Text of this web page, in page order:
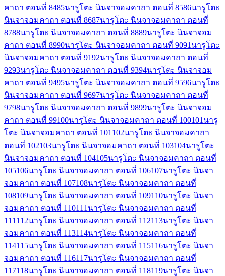
คาถา ตอนที่ 8485นารูโตะ นินจาจอมคาถา ตอนที่ 8586นารูโตะ
นินจาจอมคาถา ตอนที่ 8687นารูโตะ นินจาจอมคาถา ตอนที่
8788นารูโตะ นินจาจอมคาถา ตอนที่ 8889นารูโตะ นินจาจอม
คาถา ตอนที่ 8990นารูโตะ นินจาจอมคาถา ตอนที่ 9091 นารูโตะ
นินจาจอมคาถา ตอนที่ 9192นารูโตะ นินจาจอมคาถา ตอนที่
9293นารูโตะ นินจาจอมคาถา ตอนที่ 9394นารูโตะ นินจาจอม
คาถา ตอนที่ 9495นารูโตะ นินจาจอมคาถา ตอนที่ 9596นารูโตะ
นินจาจอมคาถา ตอนที่ 9697นารูโตะ นินจาจอมคาถา ตอนที่
9798นารูโตะ นินจาจอมคาถา ตอนที่ 9899นารูโตะ นินจาจอม
คาถา ตอนที่ 99100นารูโตะ นินจาจอมคาถา ตอนที่ 100101 นารู
โตะ นินจาจอมคาถา ตอนที่ 101 102นารูโตะ นินจาจอมคาถา
ตอนที่ 102103นารูโตะ นินจาจอมคาถา ตอนที่ 103104นารูโตะ
นินจาจอมคาถา ตอนที่ 104105นารูโตะ นินจาจอมคาถา ตอนที่
105106นารูโตะ นินจาจอมคาถา ตอนที่ 106107นารูโตะ นินจา
จอมคาถา ตอนที่ 107108นารูโตะ นินจาจอมคาถา ตอนที่
108109นารูโตะ นินจาจอมคาถา ตอนที่ 109110นารูโตะ นินจา
จอมคาถา ตอนที่ 110111 นารูโตะ นินจาจอมคาถา ตอนที่
111 112นารูโตะ นินจาจอมคาถา ตอนที่ 112113นารูโตะ นินจา
จอมคาถา ตอนที่ 113114นารูโตะ นินจาจอมคาถา ตอนที่
114115นารูโตะ นินจาจอมคาถา ตอนที่ 115116นารูโตะ นินจา
จอมคาถา ตอนที่ 116117นารูโตะ นินจาจอมคาถา ตอนที่
117118นารูโตะ นินจาจอมคาถา ตอนที่ 118119นารูโตะ นินจา